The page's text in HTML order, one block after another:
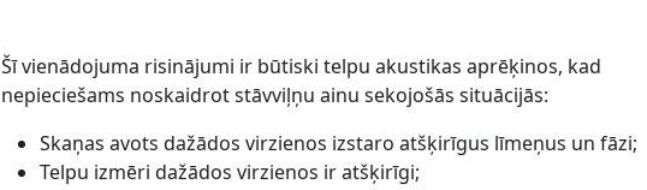
Šī vienādojuma risinājumi ir būtiski telpu akustikas aprēķinos, kad
nepieciešams noskaidrot stāvviļņu ainu sekojošās situācijās:
Skaņas avots dažādos virzienos izstaro atšķirīgus līmeņus un fāzi;
Telpu izmēri dažādos virzienos ir atšķirīgi;